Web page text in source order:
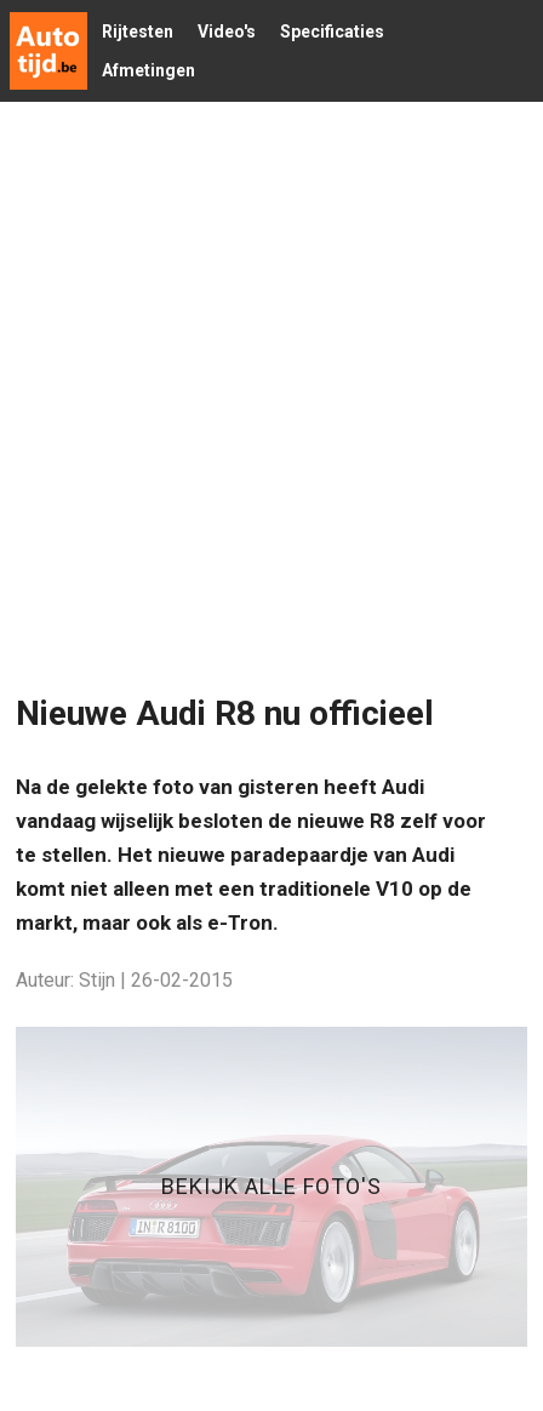
Rijtesten Video's
Specificaties
Afmetingen
Nieuwe Audi R8 nu officieel
Na de gelekte foto van gisteren heeft Audi
vandaag wijselijk besloten de nieuwe R8 zelf voor
te stellen. Het nieuwe paradepaardje van Audi
komt niet alleen met een traditionele V10 op de
markt, maar ook als e-Tron.
Auteur: Stijn | 26-02-2015
BEKIJK ALLE FOTO'S